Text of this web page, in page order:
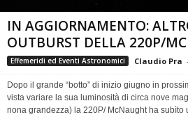
IN AGGIORNAMENTO:
OUTBURST DELLA 220P/
Effemeridi ed Eventi Astronomici Claudio Pra -
Dopo il grande “botto” di inizio giugno in
vista variare la sua luminosità di circa nove
nona grandezza) la 220P/ McNaught ha subìto